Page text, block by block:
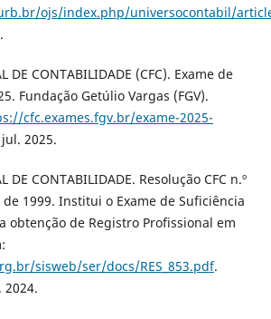
ojs/index.php/universocontabil/
DE CONTABILIDADE (CFC). Exame de
Fundação Getúlio Vargas (FGV).
cfc.exames.fgv.br/exame-2025-
2025.
DE CONTABILIDADE. Resolução CFC n.º
1999. Institui o Exame de Suficiência
obtenção de Registro Profissional em
sisweb/ser/docs/RES_853.pdf.
2024.